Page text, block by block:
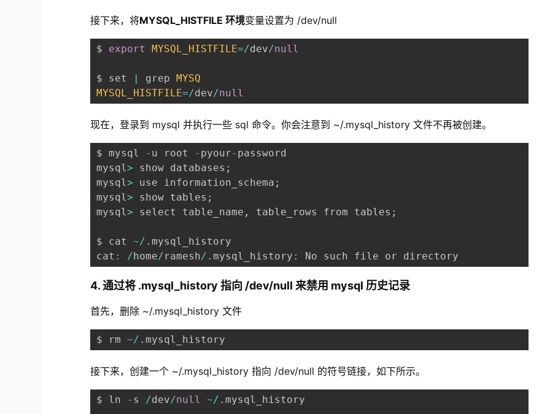
接下来，将MYSQL_HISTFILE 环境变量设置为 /dev/null
$ export MYSQL_HISTFILE=/dev/null
$ set | grep MYSQ
MYSQL_HISTFILE=/dev/null
现在，登录到 mysql 并执行一些 sql 命令。你会注意到 ~/.mysql_history 文件不再被创建。
$ mysql - u root - pyour- password
mysql> show databases ;
mysql> use information_schema ;
mysql> show tables ;
mysql> select table_name , table_rows from tables ;
$ cat ~/ . mysql_history
cat : /home/ramesh/ . mysql_history : No such file or directory
4. 通过将 .mysql_history 指向 /dev/null 来禁用 mysql 历史记录
首先，删除 ~/.mysql_history 文件
$ rm ~/ . mysql_history
接下来，创建一个 ~/.mysql_history 指向 /dev/null 的符号链接，如下所示。
$ ln - s /dev/null ~/ . mysql_history